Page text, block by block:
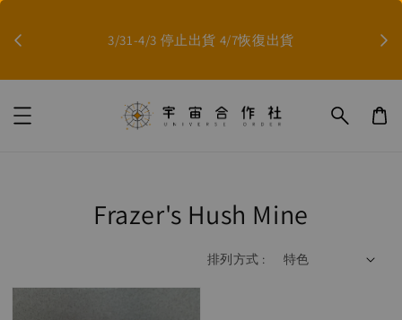
3/31-4/3 停止出貨 4/7恢復出貨
Frazer's Hush Mine
排列方式 :